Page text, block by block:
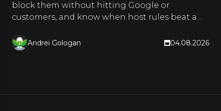
block them without hitting Google or
customers, and know when host rules beat a
Andrei Gologan 04.08.2026